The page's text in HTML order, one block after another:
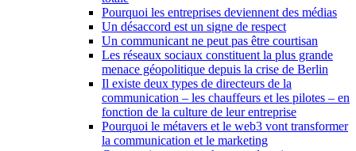
Pourquoi les entreprises deviennent des médias
Un désaccord est un signe de respect
Un communicant ne peut pas être courtisan
Les réseaux sociaux constituent la plus grande
menace géopolitique depuis la crise de Berlin
Il existe deux types de directeurs de la
communication – les chauffeurs et les pilotes – en
fonction de la culture de leur entreprise
Pourquoi le métavers et le web3 vont transformer
la communication et le marketing